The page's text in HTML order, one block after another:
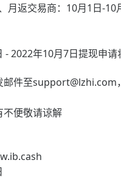
月返交易商：10月1日-
- 2022年10月7日提现申
邮件至support@lzhi.com
不便敬请谅解